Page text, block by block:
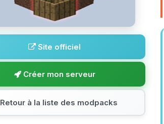
Site officiel
Créer mon serveur
Retour à la liste des modpacks